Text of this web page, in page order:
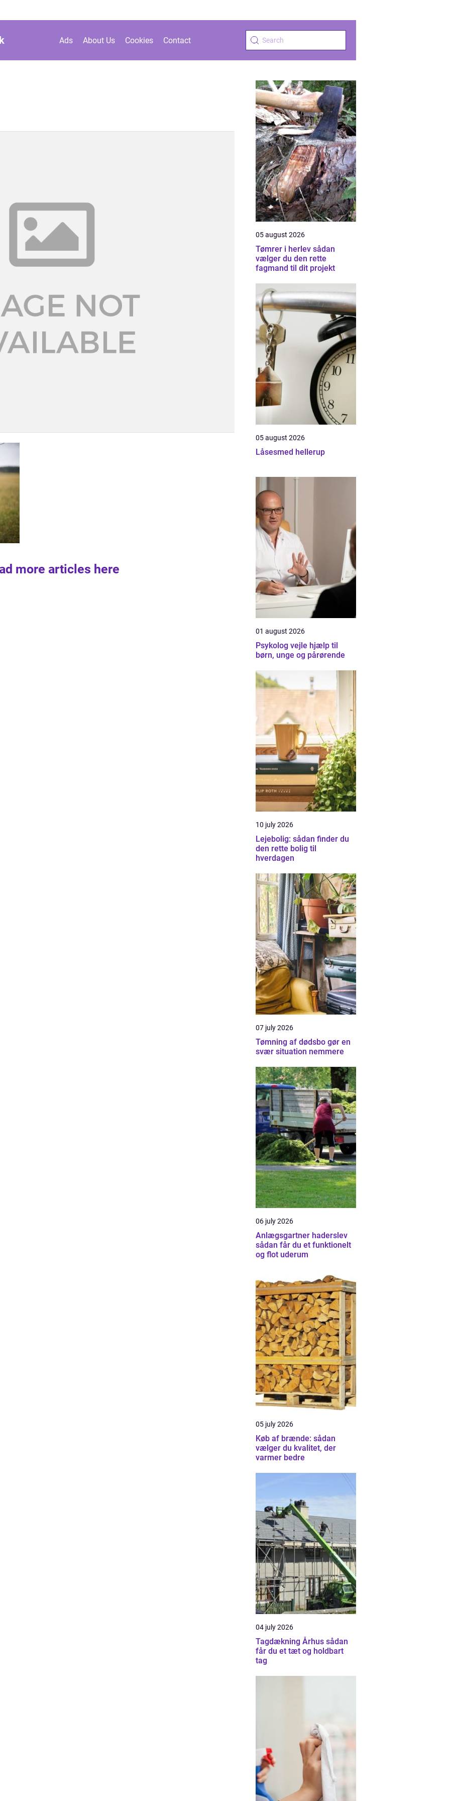
Ads About Us Cookies Contact
more articles here
05 august 2026
Tømrer i herlev sådan
vælger du den rette
fagmand til dit projekt
05 august 2026
Låsesmed hellerup
01 august 2026
Psykolog vejle hjælp til
børn, unge og pårørende
10 july 2026
Lejebolig: sådan finder du
den rette bolig til
hverdagen
07 july 2026
Tømning af dødsbo gør en
svær situation nemmere
06 july 2026
Anlægsgartner haderslev
sådan får du et funktionelt
og flot uderum
05 july 2026
Køb af brænde: sådan
vælger du kvalitet, der
varmer bedre
04 july 2026
Tagdækning Århus sådan
får du et tæt og holdbart
tag